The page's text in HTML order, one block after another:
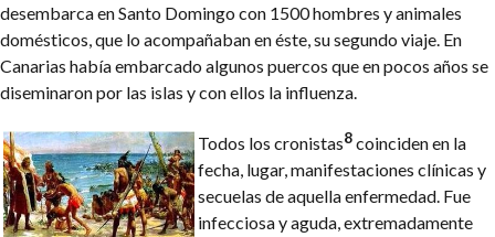
desembarca en Santo Domingo con 1500 hombres y animales
domésticos, que lo acompañaban en éste, su segundo viaje. En
Canarias había embarcado algunos puercos que en pocos años se
diseminaron por las islas y con ellos la influenza.
Todos los cronistas8coinciden en la
fecha, lugar, manifestaciones clínicas y
secuelas de aquella enfermedad. Fue
infecciosa y aguda, extremadamente